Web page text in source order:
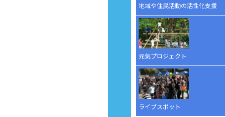
地域や住民活動の活性化支援
元気プロジェクト
ライブスポット